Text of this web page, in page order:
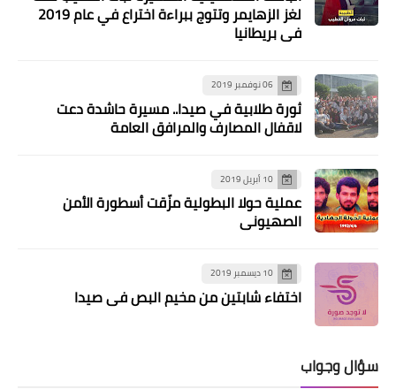
أخبار البص
*تقبل عائلة الفقيدة نايفة محمد سلام
التعازي في اليوم الأول*
لغز الزهايمر وتتوج ببراءة اختراع في عام 2019
في بريطانيا
06 نوفمبر 2019
ثورة طلابية في صيدا.. مسيرة حاشدة دعت
لاقفال المصارف والمرافق العامة
10 أبريل 2019
عملية حولا البطولية مزّقت أسطورة الأمن
الصهيوني
10 ديسمبر 2019
اختفاء شابتين من مخيم البص في صيدا
سؤال وجواب